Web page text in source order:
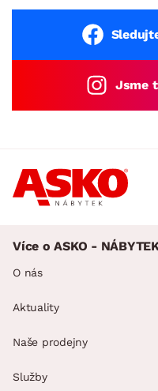
Jsme
Více o ASKO -
O nás
Aktuality
Naše prodejny
Služby